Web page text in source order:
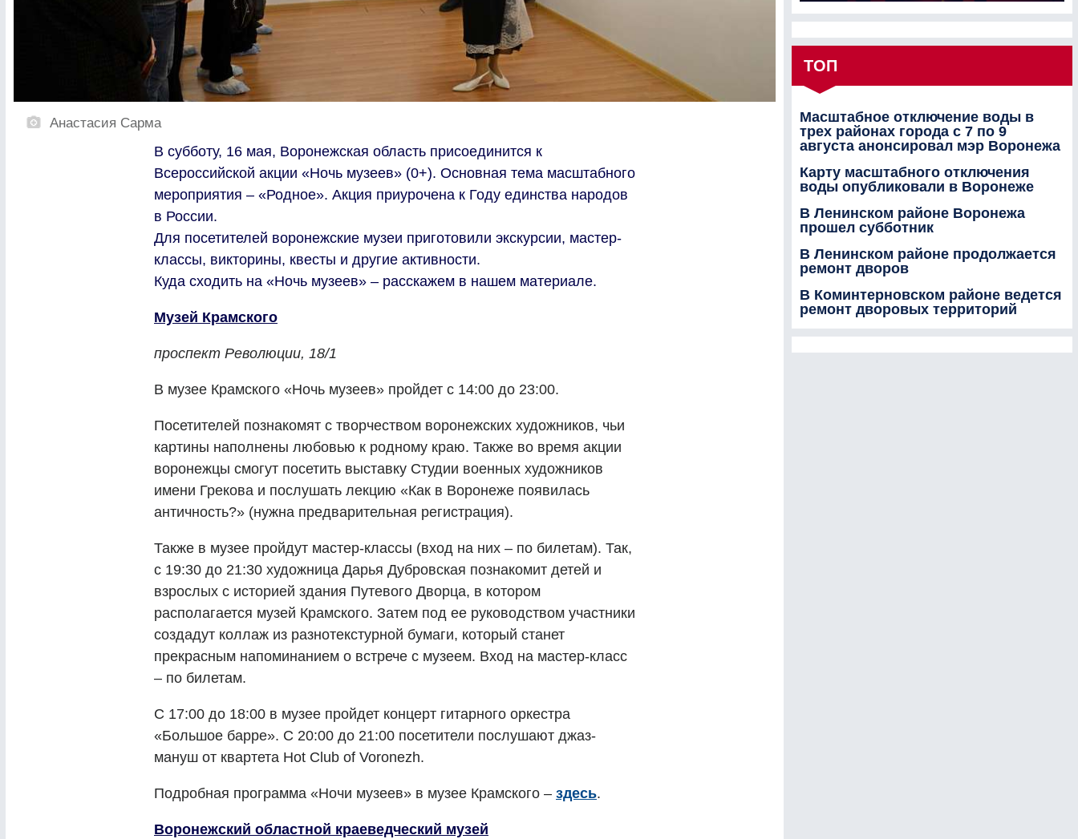
Анастасия Сарма
В субботу, 16 мая, Воронежская область присоединится к
Всероссийской акции «Ночь музеев» (0+). Основная тема масштабного
мероприятия – «Родное». Акция приурочена к Году единства народов
в России.
Для посетителей воронежские музеи приготовили экскурсии, мастер-
классы, викторины, квесты и другие активности.
Куда сходить на «Ночь музеев» – расскажем в нашем материале.
Музей Крамского
проспект Революции, 18/1
В музее Крамского «Ночь музеев» пройдет с 14:00 до 23:00.
Посетителей познакомят с творчеством воронежских художников, чьи
картины наполнены любовью к родному краю. Также во время акции
воронежцы смогут посетить выставку Студии военных художников
имени Грекова и послушать лекцию «Как в Воронеже появилась
античность?» (нужна предварительная регистрация).
Также в музее пройдут мастер-классы (вход на них – по билетам). Так,
с 19:30 до 21:30 художница Дарья Дубровская познакомит детей и
взрослых с историей здания Путевого Дворца, в котором
располагается музей Крамского. Затем под ее руководством участники
создадут коллаж из разнотекстурной бумаги, который станет
прекрасным напоминанием о встрече с музеем. Вход на мастер-класс
– по билетам.
С 17:00 до 18:00 в музее пройдет концерт гитарного оркестра
«Большое барре». С 20:00 до 21:00 посетители послушают джаз-
мануш от квартета Hot Club of Voronezh.
Подробная программа «Ночи музеев» в музее Крамского – здесь.
Воронежский областной краеведческий музей
ТОП
Масштабное отключение воды в
трех районах города с 7 по 9
августа анонсировал мэр Воронежа
Карту масштабного отключения
воды опубликовали в Воронеже
В Ленинском районе Воронежа
прошел субботник
В Ленинском районе продолжается
ремонт дворов
В Коминтерновском районе ведется
ремонт дворовых территорий